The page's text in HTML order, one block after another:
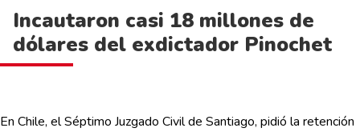
Incautaron casi 18 millones de
dólares del exdictador Pinochet
En Chile, el Séptimo Juzgado Civil de Santiago, pidió la retención